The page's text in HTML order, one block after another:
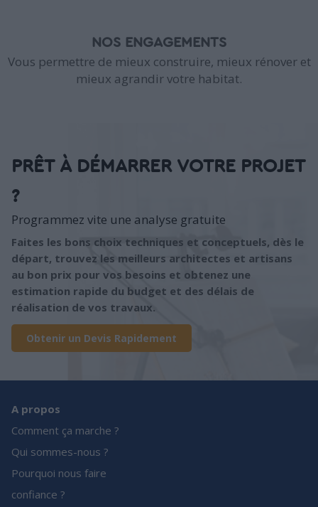
NOS ENGAGEMENTS
Vous permettre de mieux construire, mieux rénover et
mieux agrandir votre habitat.
PRÊT À DÉMARRER VOTRE PROJET
?
Programmez vite une analyse gratuite
Faites les bons choix techniques et conceptuels, dès le
départ, trouvez les meilleurs architectes et artisans
au bon prix pour vos besoins et obtenez une
estimation rapide du budget et des délais de
réalisation de vos travaux.
Obtenir un Devis Rapidement
A propos
Comment ça marche ?
Qui sommes-nous ?
Pourquoi nous faire
confiance ?